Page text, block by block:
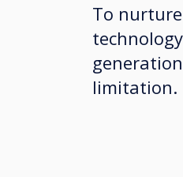
To
limitation.